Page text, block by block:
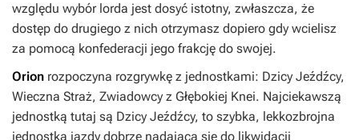
względu wybór lorda jest dosyć istotny, zwłaszcza, że
dostęp do drugiego z nich otrzymasz dopiero gdy wcielisz
za pomocą konfederacji jego frakcję do swojej.
Orion rozpoczyna rozgrywkę z jednostkami: Dzicy Jeźdźcy,
Wieczna Straż, Zwiadowcy z Głębokiej Knei. Najciekawszą
jednostką tutaj są Dzicy Jeźdźcy, to szybka, lekkozbrojna
jednostka jazdy dobrze nadająca się do likwidacji